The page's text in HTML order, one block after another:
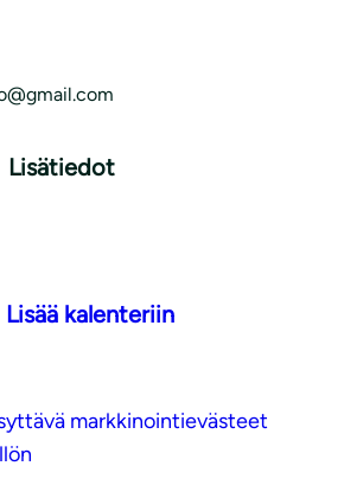
Lisätiedot
Lisää kalenteriin
markkinointievästeet